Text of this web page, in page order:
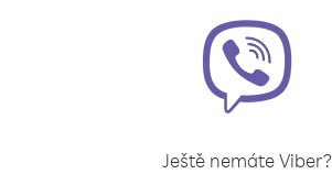
Ještě nemáte Viber?